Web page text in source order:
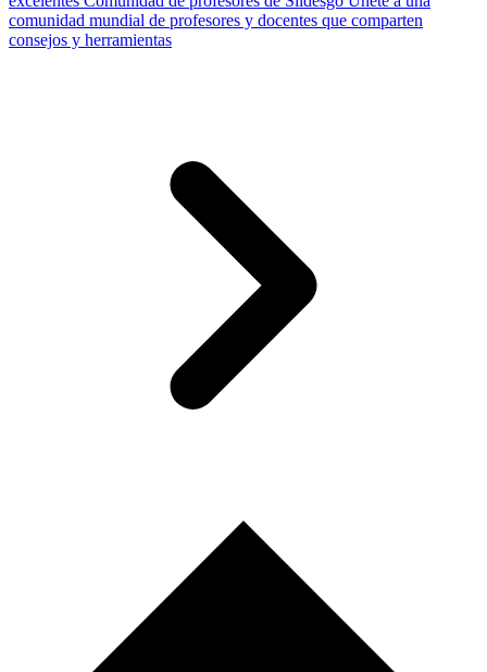
comunidad mundial de profesores y docentes que comparten
consejos y herramientas